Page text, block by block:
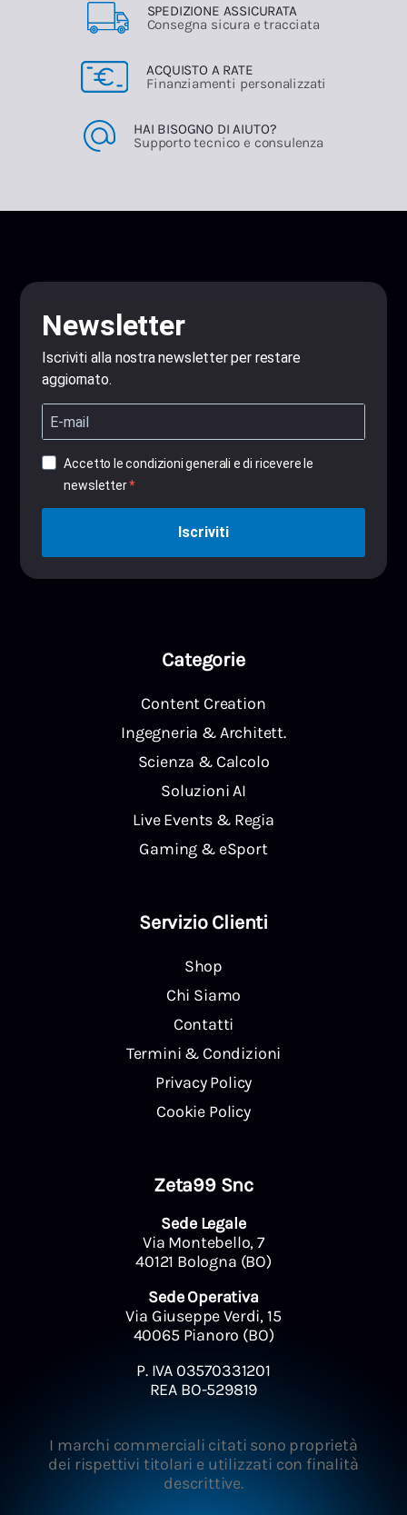
SPEDIZIONE ASSICURATA
Consegna sicura e tracciata
ACQUISTO A RATE
Finanziamenti personalizzati
HAI BISOGNO DI AIUTO?
Supporto tecnico e consulenza
Newsletter
Iscriviti alla nostra newsletter per restare
aggiornato.
Accetto le condizioni generali e di ricevere le
newsletter
Iscriviti
Iscriviti
Categorie
Content Creation
Ingegneria & Architett.
Scienza & Calcolo
Soluzioni AI
Live Events & Regia
Gaming & eSport
Servizio Clienti
Shop
Chi Siamo
Contatti
Termini & Condizioni
Privacy Policy
Cookie Policy
Zeta99 Snc
Sede Legale
Via Montebello, 7
40121 Bologna (BO)
Sede Operativa
Via Giuseppe Verdi, 15
40065 Pianoro (BO)
P. IVA 03570331201
REA BO-529819
I marchi commerciali citati sono proprietà
dei rispettivi titolari e utilizzati con finalità
descrittive.